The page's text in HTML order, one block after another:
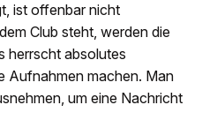
ist offenbar nicht
Club steht, werden die
herrscht absolutes
Aufnahmen machen. Man
um eine Nachricht